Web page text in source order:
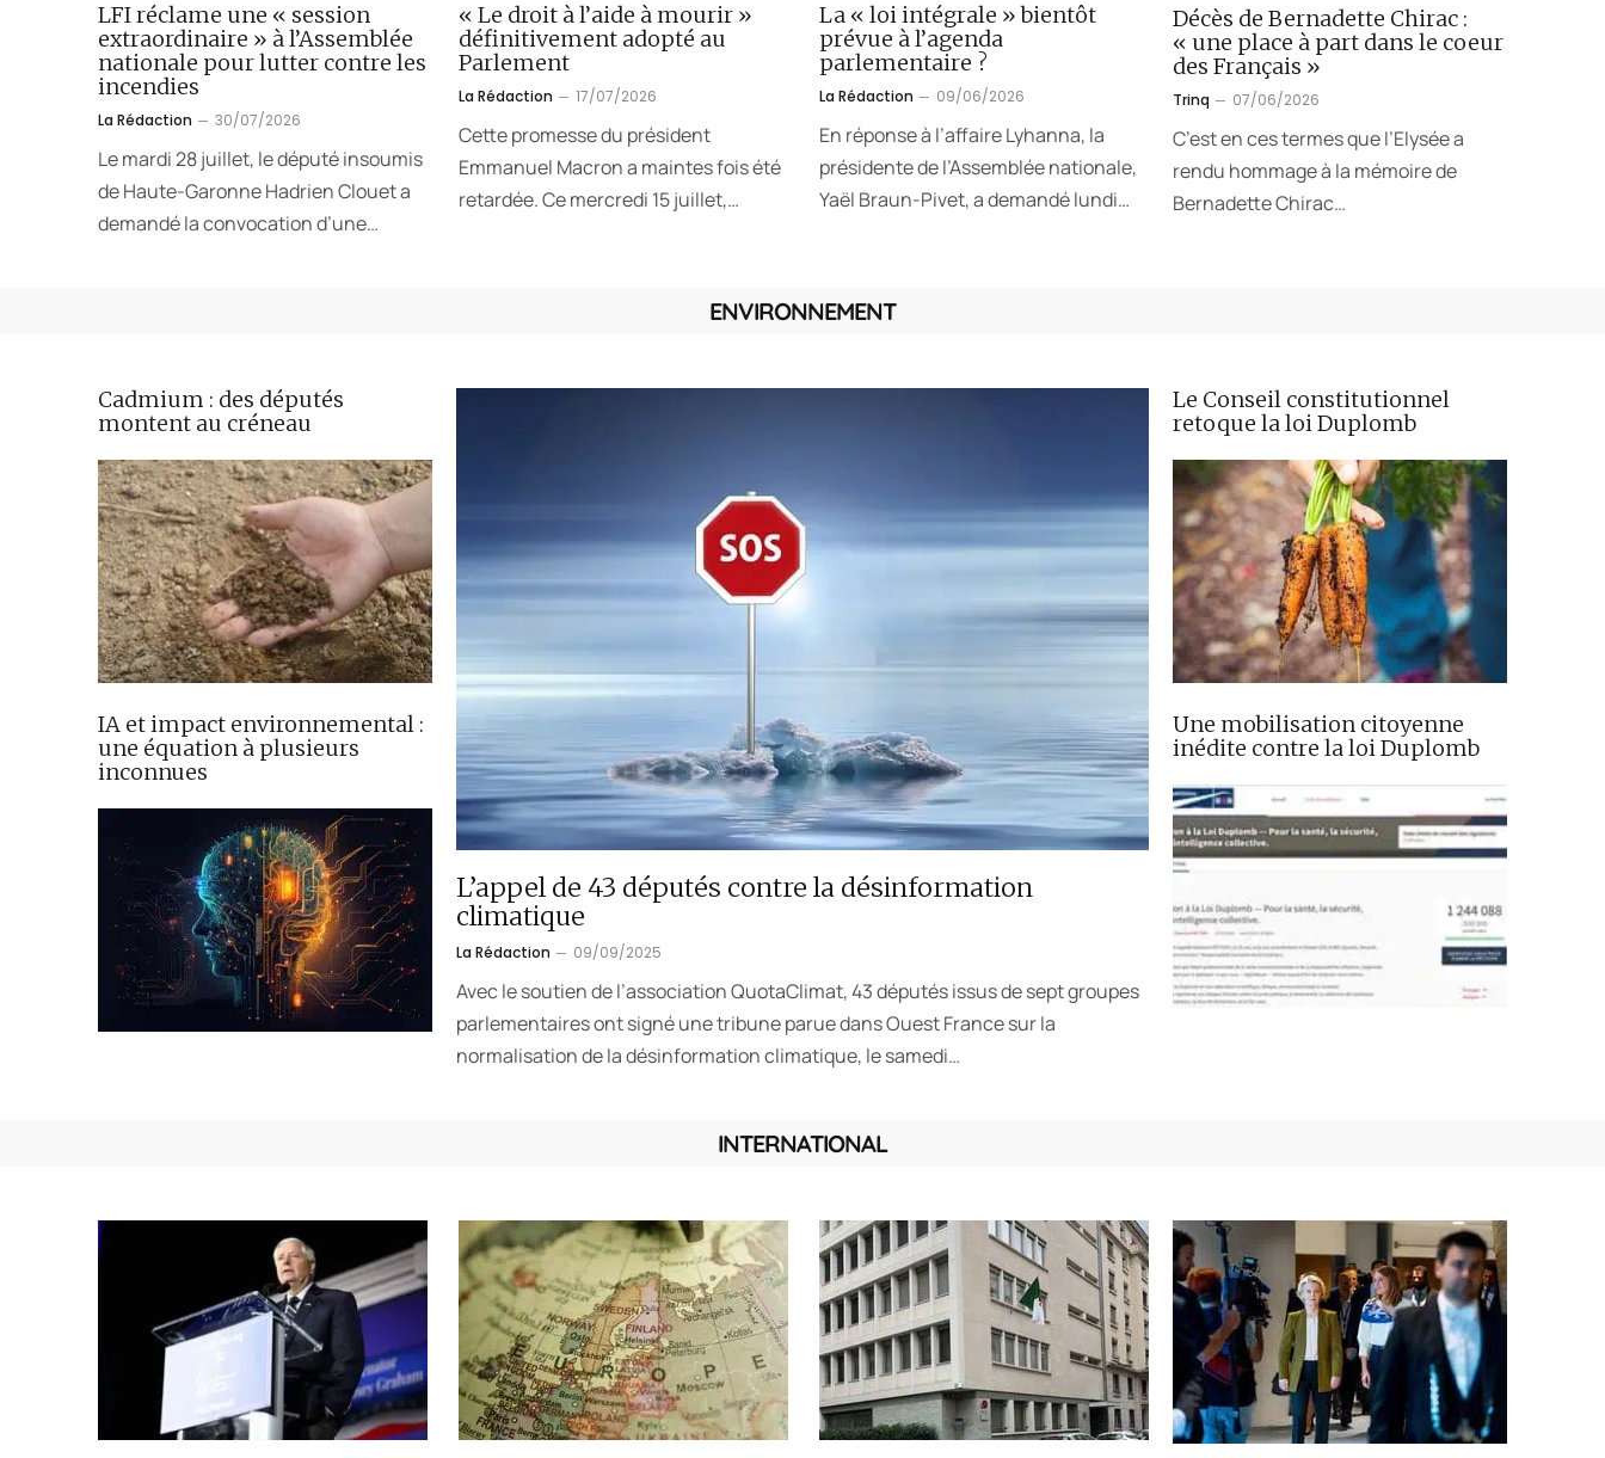
LFI réclame une « session
extraordinaire » à l’Assemblée
nationale pour lutter contre les
incendies
La Rédaction 30/07/2026
Le mardi 28 juillet, le député insoumis
de Haute-Garonne Hadrien Clouet a
demandé la convocation d’une…
« Le droit à l’aide à mourir »
définitivement adopté au
Parlement
La Rédaction 17/07/2026
Cette promesse du président
Emmanuel Macron a maintes fois été
retardée. Ce mercredi 15 juillet,…
La « loi intégrale » bientôt
prévue à l’agenda
parlementaire ?
La Rédaction 09/06/2026
En réponse à l’affaire Lyhanna, la
présidente de l’Assemblée nationale,
Yaël Braun-Pivet, a demandé lundi…
Décès de Bernadette Chirac :
« une place à part dans le coeur
des Français »
Trinq 07/06/2026
C’est en ces termes que l’Elysée a
rendu hommage à la mémoire de
Bernadette Chirac…
ENVIRONNEMENT
Cadmium : des députés
montent au créneau
IA et impact environnemental :
une équation à plusieurs
inconnues
L’appel de 43 députés contre la désinformation
climatique
La Rédaction 09/09/2025
Avec le soutien de l’association QuotaClimat, 43 députés issus de sept groupes
parlementaires ont signé une tribune parue dans Ouest France sur la
normalisation de la désinformation climatique, le samedi…
Le Conseil constitutionnel
retoque la loi Duplomb
Une mobilisation citoyenne
inédite contre la loi Duplomb
INTERNATIONAL